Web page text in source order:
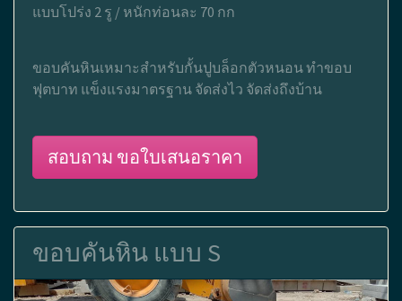
แบบโปร่ง 2 รู / หนักท่อนละ 70 กก
ขอบคันหินเหมาะสำหรับกั้นปูบล็อกตัวหนอน ทำขอบ
ฟุตบาท แข็งแรงมาตรฐาน จัดส่งไว จัดส่งถึงบ้าน
สอบถาม ขอใบเสนอราคา
ขอบคันหิน แบบ S